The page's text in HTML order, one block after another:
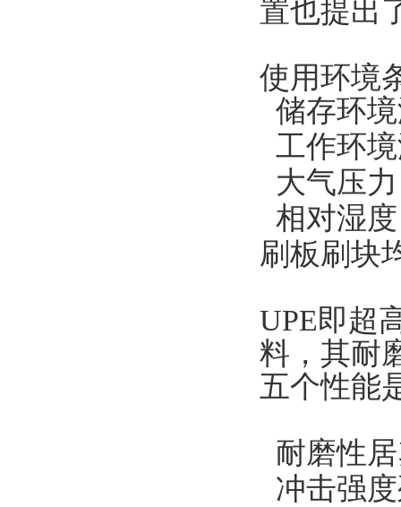
置也提出
使用环境
储存环
工作环
大气压力
相对湿
刷板刷块
UPE即超
料，其耐
五个性能
耐磨性
冲击强